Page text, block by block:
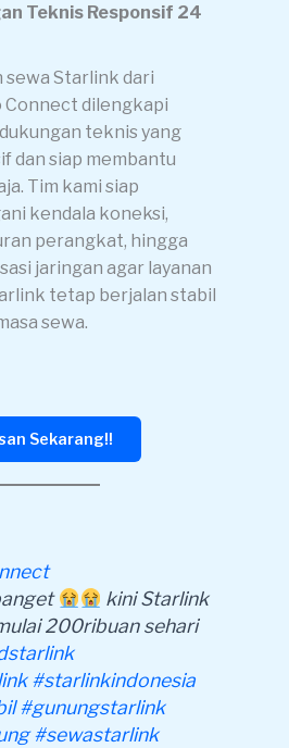
Teknis Responsif 24
sewa Starlink dari
Connect dilengkapi
teknis yang
dan siap membantu
Tim kami siap
kendala koneksi,
perangkat, hingga
jaringan agar layanan
tetap berjalan stabil
sewa.
Sekarang!!
kini Starlink
200ribuan sehari
#starlinkindonesia
#gunungstarlink
#sewastarlink